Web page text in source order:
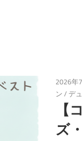
2026年
ン/ デ
【
ズ